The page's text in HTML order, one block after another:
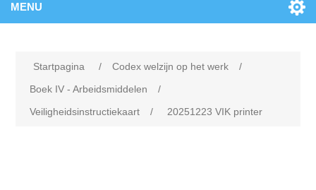
MENU
Startpagina / Codex welzijn op het werk
/
Boek IV - Arbeidsmiddelen
/
Veiligheidsinstructiekaart
/ 20251223 VIK printer